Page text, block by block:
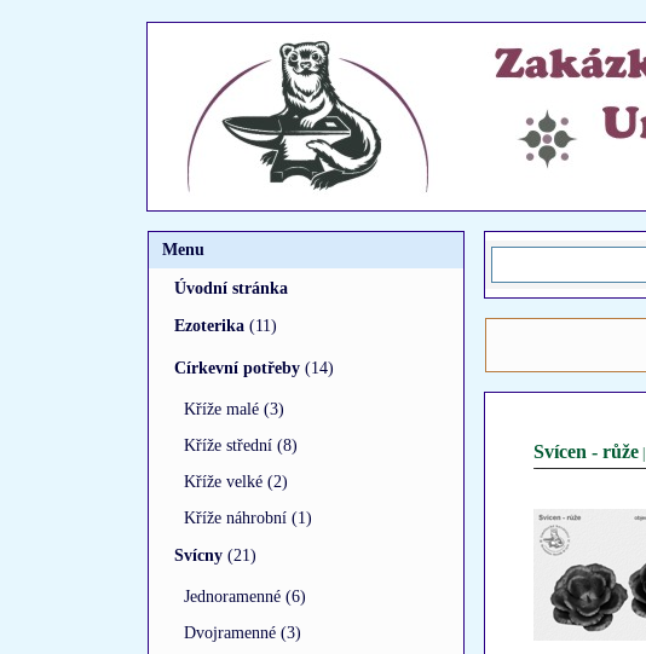
Menu
Úvodní stránka
Ezoterika (11)
Církevní potřeby (14)
Kříže malé (3)
Kříže střední (8)
Kříže velké (2)
Kříže náhrobní (1)
Svícny (21)
Jednoramenné (6)
Dvojramenné (3)
Svícen - růže